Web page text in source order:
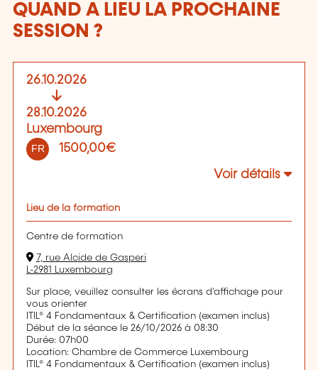
QUAND A LIEU LA PROCHAINE
SESSION ?
26.10.2026
28.10.2026
Luxembourg
FR 1500,00€
Voir détails
Lieu de la formation
Centre de formation
7, rue Alcide de Gasperi
L-2981 Luxembourg
Sur place, veuillez consulter les écrans d'affichage pour
vous orienter
ITIL® 4 Fondamentaux & Certification (examen inclus)
Début de la séance le 26/10/2026 à 08:30
Durée: 07h00
Location: Chambre de Commerce Luxembourg
ITIL® 4 Fondamentaux & Certification (examen inclus)